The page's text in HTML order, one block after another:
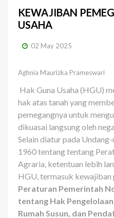
KEWAJIBAN
USAHA
02 May 2025
Aghnia Maurizka Prameswari
Hak Guna Usaha (HGU)
hak atas tanah yang
pemegangnya untuk
dikuasai langsung oleh
Selain diatur pada
1960tentang tentang
Agraria, ketentuan lebih
HGU, termasuk kewajiban
Peraturan Pemerintah
tentang Hak
Rumah Susun, dan